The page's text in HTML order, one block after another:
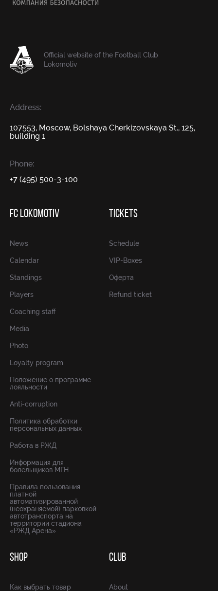
Official website of the Football Club
Lokomotiv
Address:
107553, Moscow, Bolshaya Cherkizovskaya St., 125,
building 1
Phone:
+7 (495) 500-3-100
FC LOKOMOTIV
News
Calendar
Standings
Players
Coaching staff
Media
Photo
Loyalty program
Положение о программе
лояльности
Anti-corruption
Политика обработки
персональных данных
Работа в РЖД
Информация для
болельщиков МГН
Правила пользования
платной
автоматизированной
(неохраняемой) парковкой
автотранспорта на
территории стадиона
«РЖД Арена»
TICKETS
Schedule
VIP-Boxes
Оферта
Refund ticket
SHOP
Как выбрать товар
CLUB
About